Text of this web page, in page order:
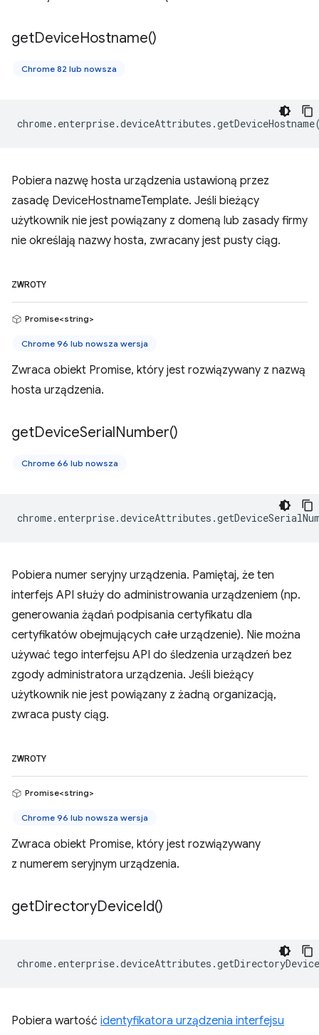
getDeviceHostname()
Chrome 82 lub nowsza
chrome. enterprise.deviceAttributes .getDeviceHostname
Pobiera nazwę hosta urządzenia ustawioną przez
zasadę DeviceHostnameTemplate. Jeśli bieżący
użytkownik nie jest powiązany z domeną lub zasady firmy
nie określają nazwy hosta, zwracany jest pusty ciąg.
ZWROTY
Promise<string>
Chrome 96 lub nowsza wersja
Zwraca obiekt Promise, który jest rozwiązywany z nazwą
hosta urządzenia.
getDeviceSerialNumber()
Chrome 66 lub nowsza
chrome. enterprise.deviceAttributes .
Pobiera numer seryjny urządzenia. Pamiętaj, że ten
interfejs API służy do administrowania urządzeniem (np.
generowania żądań podpisania certyfikatu dla
certyfikatów obejmujących całe urządzenie). Nie można
używać tego interfejsu API do śledzenia urządzeń bez
zgody administratora urządzenia. Jeśli bieżący
użytkownik nie jest powiązany z żadną organizacją,
zwraca pusty ciąg.
ZWROTY
Promise<string>
Chrome 96 lub nowsza wersja
Zwraca obiekt Promise, który jest rozwiązywany
z numerem seryjnym urządzenia.
getDirectoryDeviceId()
chrome. enterprise.deviceAttributes .
Pobiera wartość identyfikatora urządzenia interfejsu